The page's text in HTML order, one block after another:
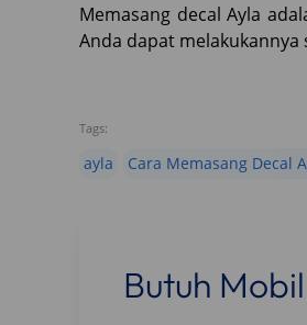
Memasang decal Ayla
Anda dapat
Tags:
ayla Cara Memasang Decal
Butuh